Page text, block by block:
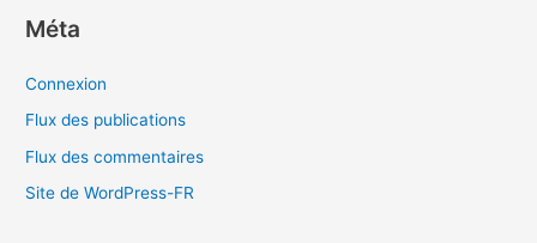
Méta
Connexion
Flux des publications
Flux des commentaires
Site de WordPress-FR